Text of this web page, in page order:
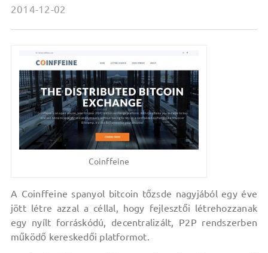
2014-12-02
Coinffeine
A Coinffeine spanyol bitcoin tőzsde nagyjából egy éve
jött létre azzal a céllal, hogy fejlesztői létrehozzanak
egy nyílt forráskódú, decentralizált, P2P rendszerben
működő kereskedői platformot.